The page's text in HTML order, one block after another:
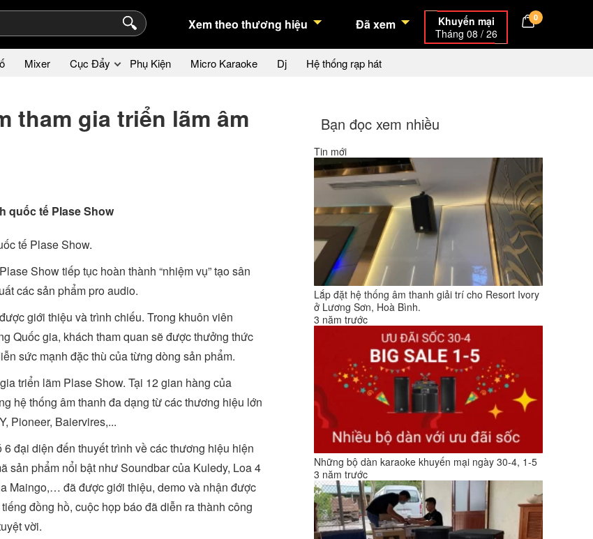
Xem theo thương hiệu Đã xem
Khuyến mại
Tháng 08 / 26
0
Mixer Cục Đẩy Phụ Kiện Micro Karaoke Dj Hệ thống rạp hát
tham gia triển lãm âm
quốc tế Plase Show
tế Plase Show.
Show tiếp tục hoàn thành “nhiệm vụ” tạo sân
các sản phẩm pro audio.
giới thiệu và trình chiếu. Trong khuôn viên
Quốc gia, khách tham quan sẽ được thưởng thức
sức mạnh đặc thù của từng dòng sản phẩm.
triển lãm Plase Show. Tại 12 gian hàng của
hệ thống âm thanh đa dạng từ các thương hiệu lớn
Pioneer, Baiervires,...
đại diện đến thuyết trình về các thương hiệu hiện
sản phẩm nổi bật như Soundbar của Kuledy, Loa 4
Maingo,… đã được giới thiệu, demo và nhận được
đồng hồ, cuộc họp báo đã diễn ra thành công
vời.
Bạn đọc xem nhiều
Tin mới
Lắp đặt hệ thống âm thanh giải trí cho Resort Ivory
ở Lương Sơn, Hoà Bình.
3 năm trước
Những bộ dàn karaoke khuyến mại ngày 30-4, 1-5
3 năm trước